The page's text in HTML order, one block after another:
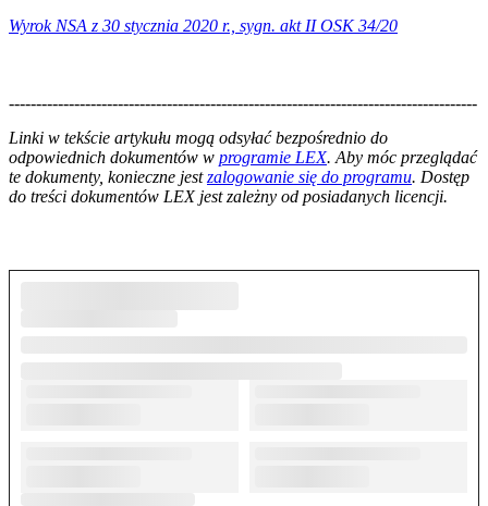
Wyrok NSA z 30 stycznia 2020 r., sygn. akt II OSK 34/20
--------------------------------------------------------------------------------------
Linki w tekście artykułu mogą odsyłać bezpośrednio do
odpowiednich dokumentów w programie LEX. Aby móc przeglądać
te dokumenty, konieczne jestzalogowanie się do programu. Dostęp
do treści dokumentów LEX jest zależny od posiadanych licencji.